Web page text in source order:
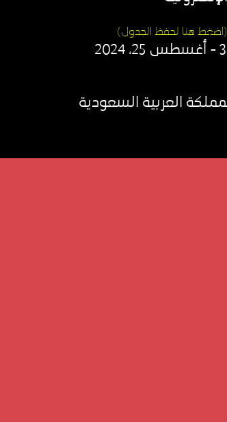
(اضغط هنا لحفظ الجدول)​
العربية السعودية